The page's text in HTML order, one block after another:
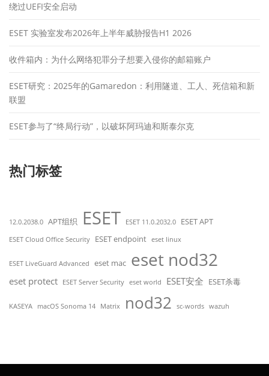
绕过UEFI安全启动
ESET 实验室发布2026年上半年威胁报告H1 2026
收件箱内：为什么网络犯罪分子想要入侵你的邮箱账户
ESET研究：2025年的Gamaredon：利用隧道、工人、死信箱和新
联盟
ESET参与了“终局行动”，以破坏阿玛迪和斯泰尔克
热门标签
12.0.2038.0 APT组织 ESET ESET 11.0.2032.0 ESET APT
ESET Cloud Office Security ESET endpoint eset linux
ESET LiveGuard Advanced eset mac eset nod32
eset protect ESET Server Security eset world ESET安全 ESET杀毒
KASEYA macOS Sonoma 14 Matrix nod32 sc-words wazuh